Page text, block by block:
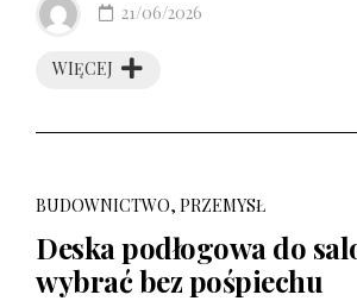
WIĘCEJ
21/06/2026
BUDOWNICTWO, PRZEMYSŁ
Deska podłogowa do
wybrać bez pośpiechu